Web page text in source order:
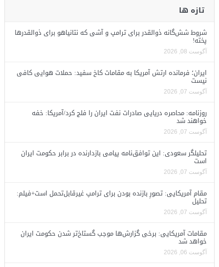
تازه ها
شروط شش‌گانه ذوالقدر برای ترامپ و آشی که نتانیاهو برای ذوالقدرها
پخته!
آگوست 08, 2026
ایران؛ فرمانده ارتش آمریکا به مقامات کاخ سفید: حملات هوایی کافی
نیست
آگوست 07, 2026
روزنامه: محاصره دریایی صادرات نفت ایران را فلج کرد/آمریکا: خفه
خواهند شد
آگوست 07, 2026
تحلیلگر سعودی: این توافق‌نامه پیامی بازدارنده در برابر حکومت ایران
است
آگوست 07, 2026
مقام آمریکایی: تصورِ بازنده بودن برای ترامپ غیرقابل‌تحمل است+فیلم:
تحلیل
آگوست 07, 2026
مقامات آمریکایی: برخی گزارش‌ها موجب گستاخ‌تر شدن حکومت ایران
خواهد شد
آگوست 06, 2026